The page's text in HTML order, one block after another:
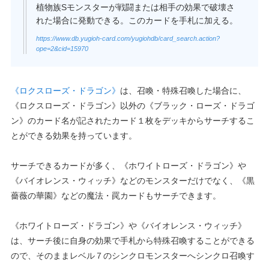
植物族Sモンスターが戦闘または相手の効果で破壊さ
れた場合に発動できる。このカードを手札に加える。
https://www.db.yugioh-card.com/yugiohdb/card_search.action?
ope=2&cid=15970
《ロクスローズ・ドラゴン》 は、召喚・特殊召喚した場合に、
《ロクスローズ・ドラゴン》以外の《ブラック・ローズ・ドラゴ
ン》のカード名が記されたカード１枚をデッキからサーチするこ
とができる効果を持っています。
サーチできるカードが多く、《ホワイトローズ・ドラゴン》や
《バイオレンス・ウィッチ》などのモンスターだけでなく、《黒
薔薇の華園》などの魔法・罠カードもサーチできます。
《ホワイトローズ・ドラゴン》や《バイオレンス・ウィッチ》
は、サーチ後に自身の効果で手札から特殊召喚することができる
ので、そのままレベル７のシンクロモンスターへシンクロ召喚す